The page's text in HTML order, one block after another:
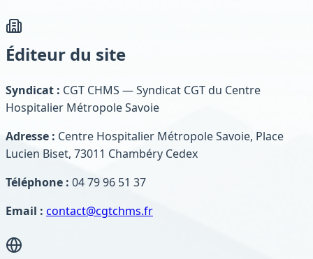
Éditeur du site
Syndicat : CGT CHMS — Syndicat CGT du Centre
Hospitalier Métropole Savoie
Adresse : Centre Hospitalier Métropole Savoie, Place
Lucien Biset, 73011 Chambéry Cedex
Téléphone : 04 79 96 51 37
Email : contact@cgtchms.fr